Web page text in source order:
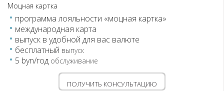
Моцная картка
программа лояльности «моцная картка»
международная карта
выпуск в удобной для вас валюте
бесплатный выпуск
5 byn/год обслуживание
ПОЛУЧИТЬ КОНСУЛЬТАЦИЮ